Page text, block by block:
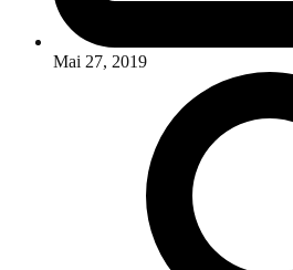
Mai 27, 2019